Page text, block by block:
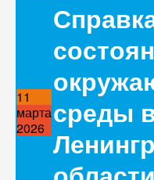
11
марта
2026 среды